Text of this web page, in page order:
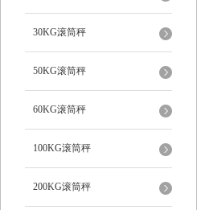
30KG滚筒秤
50KG滚筒秤
60KG滚筒秤
100KG滚筒秤
200KG滚筒秤